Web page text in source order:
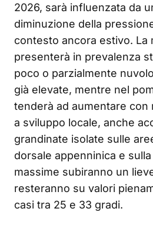
2026, sarà influenzata da
diminuzione della
contesto ancora estivo. La
presenterà in prevalenza
poco o parzialmente
già elevate, mentre nel
tenderà ad aumentare con
a sviluppo locale, anche
grandinate isolate sulle
dorsale appenninica e
massime subiranno un
resteranno su valori
casi tra 25 e 33 gradi.